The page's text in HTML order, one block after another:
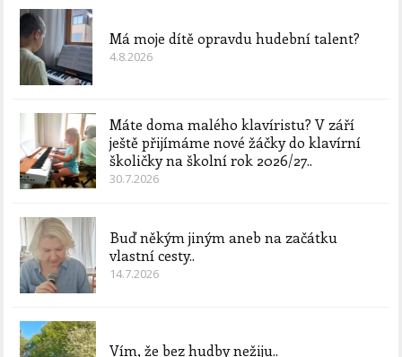
Má moje dítě opravdu hudební talent?
4.8.2026
Máte doma malého klavíristu? V září
ještě přijímáme nové žáčky do klavírní
školičky na školní rok 2026/27..
30.7.2026
Buď někým jiným aneb na začátku
vlastní cesty..
14.7.2026
Vím, že bez hudby nežiju..